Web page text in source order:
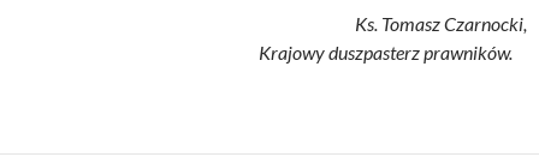
Ks. Tomasz Czarnocki,
Krajowy duszpasterz prawników.